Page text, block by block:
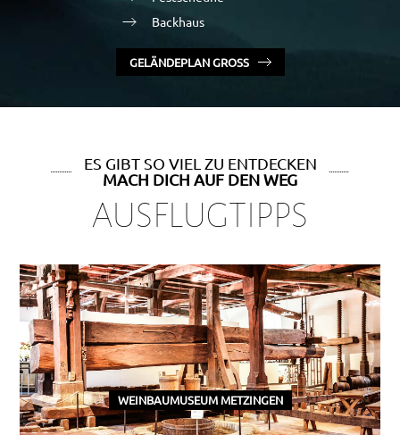
Backhaus
GELÄNDEPLAN GROSS
ES GIBT SO VIEL ZU ENTDECKEN
MACH DICH AUF DEN WEG
AUSFLUGTIPPS
WEINBAUMUSEUM METZINGEN